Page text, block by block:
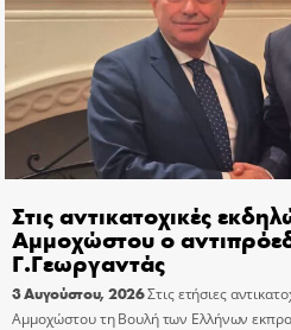
Στις αντικατοχικές
Αμμοχώστου ο
Γ.Γεωργαντάς
3 Αυγούστου, 2026Στις ετήσιες
Αμμοχώστου τη Βουλή των Ελλήνων